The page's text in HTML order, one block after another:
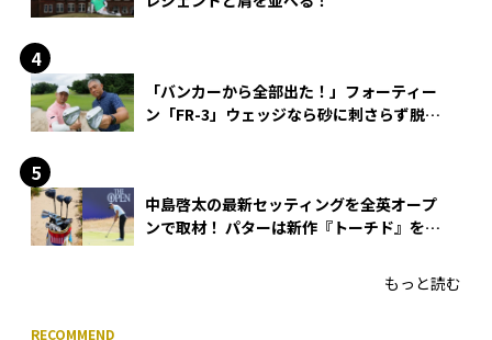
「バンカーから全部出た！」フォーティー
ン「FR-3」ウェッジなら砂に刺さらず脱出
中島啓太の最新セッティングを全英オープ
ンで取材！ パターは新作『トーチド』を投
もっと読む